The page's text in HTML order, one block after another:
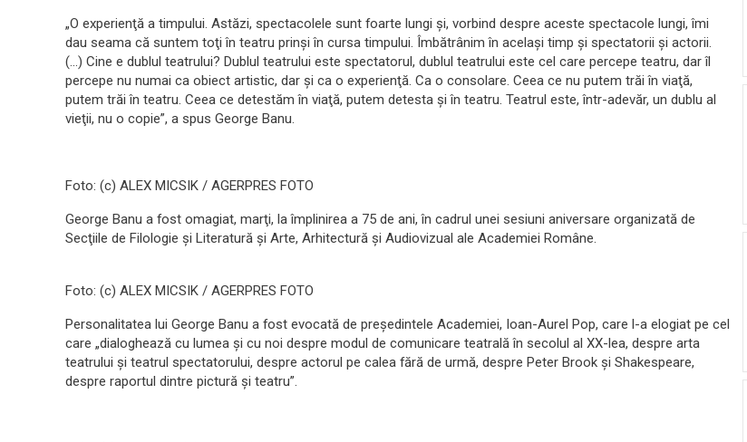
„O experienţă a timpului. Astăzi, spectacolele sunt foarte lungi şi, vorbind despre aceste spectacole lungi, îmi
dau seama că suntem toţi în teatru prinşi în cursa timpului. Îmbătrânim în acelaşi timp şi spectatorii şi actorii.
(…) Cine e dublul teatrului? Dublul teatrului este spectatorul, dublul teatrului este cel care percepe teatru, dar îl
percepe nu numai ca obiect artistic, dar şi ca o experienţă. Ca o consolare. Ceea ce nu putem trăi în viaţă,
putem trăi în teatru. Ceea ce detestăm în viaţă, putem detesta şi în teatru. Teatrul este, într-adevăr, un dublu al
vieţii, nu o copie”, a spus George Banu.
Foto: (c) ALEX MICSIK / AGERPRES FOTO
George Banu a fost omagiat, marţi, la împlinirea a 75 de ani, în cadrul unei sesiuni aniversare organizată de
Secţiile de Filologie şi Literatură şi Arte, Arhitectură şi Audiovizual ale Academiei Române.
Foto: (c) ALEX MICSIK / AGERPRES FOTO
Personalitatea lui George Banu a fost evocată de preşedintele Academiei, Ioan-Aurel Pop, care l-a elogiat pe cel
care „dialoghează cu lumea şi cu noi despre modul de comunicare teatrală în secolul al XX-lea, despre arta
teatrului şi teatrul spectatorului, despre actorul pe calea fără de urmă, despre Peter Brook şi Shakespeare,
despre raportul dintre pictură şi teatru”.